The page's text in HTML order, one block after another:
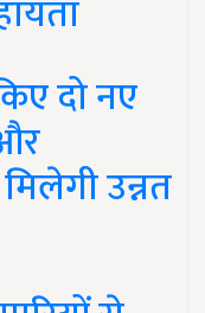
दो नए
उन्नत